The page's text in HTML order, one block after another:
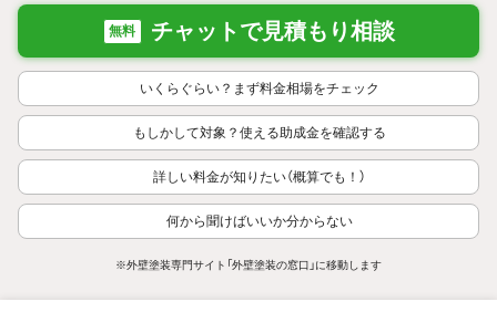
無料 チャットで見積もり相談
いくらぐらい？まず料金相場をチェック
もしかして対象？使える助成金を確認する
詳しい料金が知りたい（概算でも！）
何から聞けばいいか分からない
※外壁塗装専門サイト「外壁塗装の窓口」に移動します